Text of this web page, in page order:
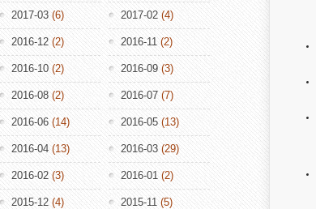
2017-03 (6) 2017-02 (4)
2016-12 (2) 2016-11 (2)
2016-10 (2) 2016-09 (3)
2016-08 (2) 2016-07 (7)
2016-06 (14) 2016-05 (13)
2016-04 (13) 2016-03 (29)
2016-02 (3) 2016-01 (2)
2015-12 (4) 2015-11 (5)